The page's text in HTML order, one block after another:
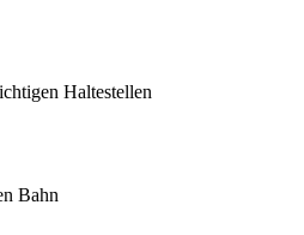
Haltestellen
Bahn